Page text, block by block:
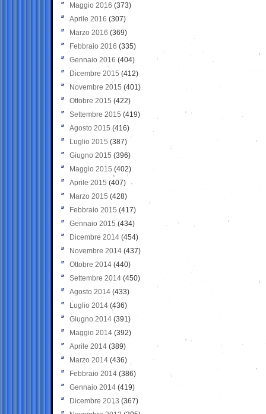
Maggio 2016 (373)
Aprile 2016 (307)
Marzo 2016 (369)
Febbraio 2016 (335)
Gennaio 2016 (404)
Dicembre 2015 (412)
Novembre 2015 (401)
Ottobre 2015 (422)
Settembre 2015 (419)
Agosto 2015 (416)
Luglio 2015 (387)
Giugno 2015 (396)
Maggio 2015 (402)
Aprile 2015 (407)
Marzo 2015 (428)
Febbraio 2015 (417)
Gennaio 2015 (434)
Dicembre 2014 (454)
Novembre 2014 (437)
Ottobre 2014 (440)
Settembre 2014 (450)
Agosto 2014 (433)
Luglio 2014 (436)
Giugno 2014 (391)
Maggio 2014 (392)
Aprile 2014 (389)
Marzo 2014 (436)
Febbraio 2014 (386)
Gennaio 2014 (419)
Dicembre 2013 (367)